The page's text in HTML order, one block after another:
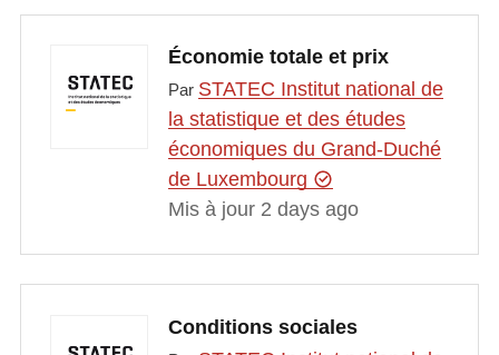
Économie totale et prix
Par STATEC Institut national de
la statistique et des études
économiques du Grand-Duché
de Luxembourg
Mis à jour 2 days ago
Conditions sociales